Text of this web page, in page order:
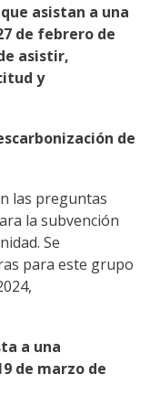
asistan a una
de febrero de
asistir,
y
de
las preguntas
la subvención
Se
para este grupo
a una
de marzo de